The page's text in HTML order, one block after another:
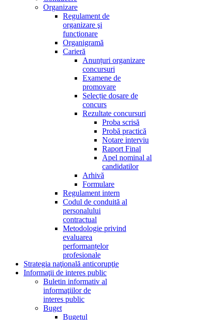
Organizare
Regulament de
organizare şi
funcţionare
Organigramă
Carieră
Anunțuri organizare
concursuri
Examene de
promovare
Selecție dosare de
concurs
Rezultate concursuri
Proba scrisă
Probă practică
Notare interviu
Raport Final
Apel nominal al
candidatilor
Arhivă
Formulare
Regulament intern
Codul de conduită al
personalului
contractual
Metodologie privind
evaluarea
performanțelor
profesionale
Strategia naţională anticorupţie
Informaţii de interes public
Buletin informativ al
informaţiilor de
interes public
Buget
Bugetul